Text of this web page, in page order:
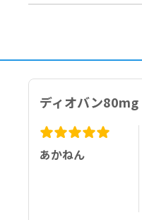
ディオバン80mg
あかねん